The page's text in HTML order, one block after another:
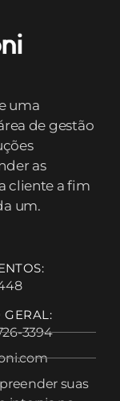
uma
de gestão
as
cliente a fim
um.
GERAL:
3394
suas